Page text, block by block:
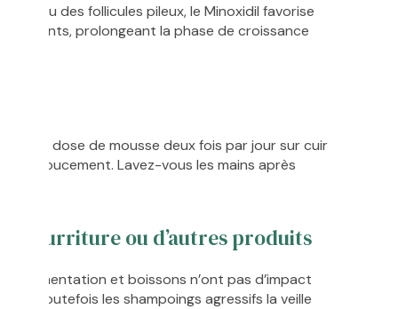
niveau des follicules pileux, le Minoxidil favorise
prolongeant la phase de croissance
une dose de mousse deux fois par jour sur cuir
doucement. Lavez-vous les mains après
nourriture ou d’autres produits
: alimentation et boissons n’ont pas d’impact
toutefois les shampoings agressifs la veille